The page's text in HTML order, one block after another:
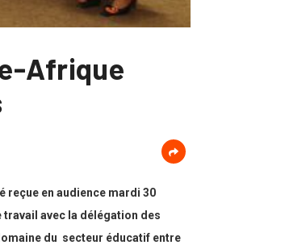
Afrique
reçue en audience mardi 30
travail avec la délégation des
du secteur éducatif entre